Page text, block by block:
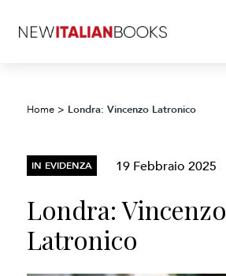
Home > Londra: Vincenzo Latronico
IN EVIDENZA 19 Febbraio 2025
Londra: Vincenzo
Latronico